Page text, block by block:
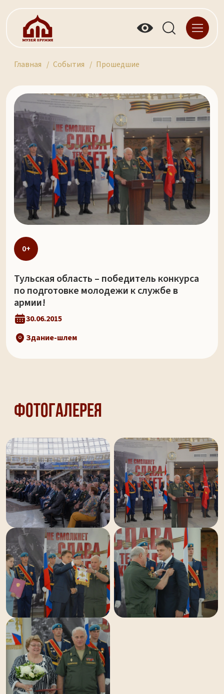
Главная События Прошедшие
0+
Тульская область – победитель конкурса
по подготовке молодежи к службе в
армии!
30.06.2015
Здание-шлем
Фотогалерея